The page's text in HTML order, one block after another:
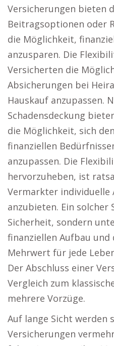
Versicherungen bieten
Beitragsoptionen oder
die Möglichkeit,
anzusparen. Die
Versicherten die
Absicherungen bei
Hauskauf anzupassen.
Schadensdeckung
die Möglichkeit, sich
finanziellen
anzupassen. Die
hervorzuheben, ist
Vermarkter individuelle
anzubieten. Ein
Sicherheit, sondern
finanziellen Aufbau und
Mehrwert für jede
Der Abschluss einer
Vergleich zum
mehrere Vorzüge.
Auf lange Sicht werden
Versicherungen